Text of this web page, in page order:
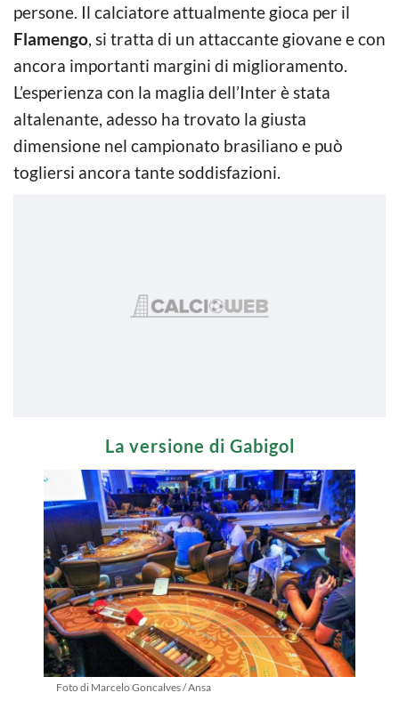
persone. Il calciatore attualmente gioca per il
Flamengo, si tratta di un attaccante giovane e con
ancora importanti margini di miglioramento.
L’esperienza con la maglia dell’Inter è stata
altalenante, adesso ha trovato la giusta
dimensione nel campionato brasiliano e può
togliersi ancora tante soddisfazioni.
La versione di Gabigol
Foto di Marcelo Goncalves / Ansa